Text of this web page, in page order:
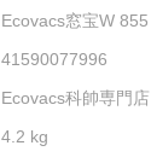
Ecovacs窓宝W 855
41590077996
Ecovacs科帥専門店
4.2 kg